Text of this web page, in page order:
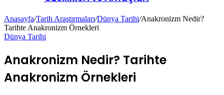
Anasayfa/Tarih Araştırmaları/Dünya Tarihi/Anakronizm Nedir?
Tarihte Anakronizm Örnekleri
Dünya Tarihi
Anakronizm Nedir? Tarihte
Anakronizm Örnekleri